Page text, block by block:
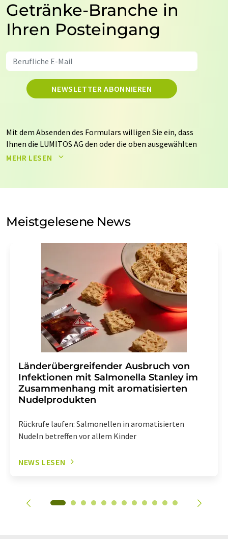
Getränke-Branche in
Ihren Posteingang
NEWSLETTER ABONNIEREN
Mit dem Absenden des Formulars willigen Sie ein, dass
Ihnen die LUMITOS AG den oder die oben ausgewählten
Newsletter per E-Mail zusendet. Ihre Daten werden
auf Basis unsererDatenschutzerklärung. LUMITOS darf
Meinungsforschung per E-Mail kontaktieren. Ihre
Einwilligung können Sie jederzeit ohne Angabe von
Str. 2, 12489 Berlin oder per E-Mail unter
mit Wirkung für die Zukunft
widerrufen. Zudem ist in jeder E-Mail ein Link zur
Abbestellung des entsprechenden Newsletters
enthalten.
MEHR LESEN
Meistgelesene News
Länderübergreifender Ausbruch von
Infektionen mit Salmonella Stanley im
Zusammenhang mit aromatisierten
Nudelprodukten
Rückrufe laufen: Salmonellen in aromatisierten
Nudeln betreffen vor allem Kinder
NEWS LESEN